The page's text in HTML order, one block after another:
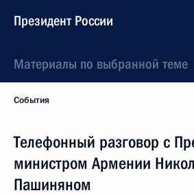
Президент России
Материалы по выбранной теме
События
Телефонный разговор с
министром Армении
Пашиняном